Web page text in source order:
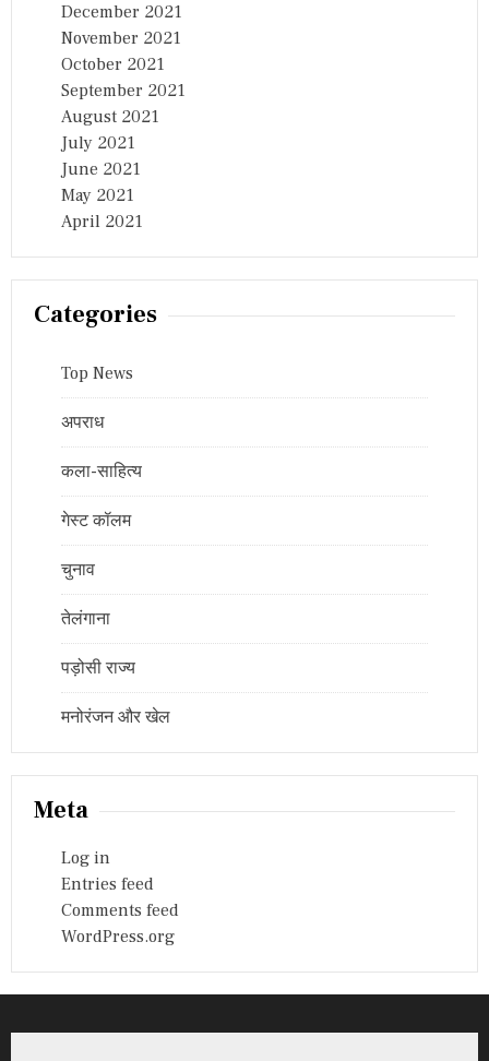
December 2021
November 2021
October 2021
September 2021
August 2021
July 2021
June 2021
May 2021
April 2021
Categories
Top News
अपराध
कला-साहित्य
गेस्ट कॉलम
चुनाव
तेलंगाना
पड़ोसी राज्य
मनोरंजन और खेल
Meta
Log in
Entries feed
Comments feed
WordPress.org